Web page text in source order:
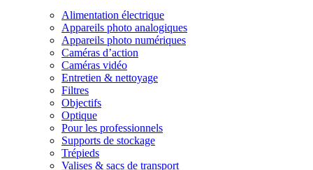
Alimentation électrique
Appareils photo analogiques
Appareils photo numériques
Caméras d’action
Caméras vidéo
Entretien & nettoyage
Filtres
Objectifs
Optique
Pour les professionnels
Supports de stockage
Trépieds
Valises & sacs de transport